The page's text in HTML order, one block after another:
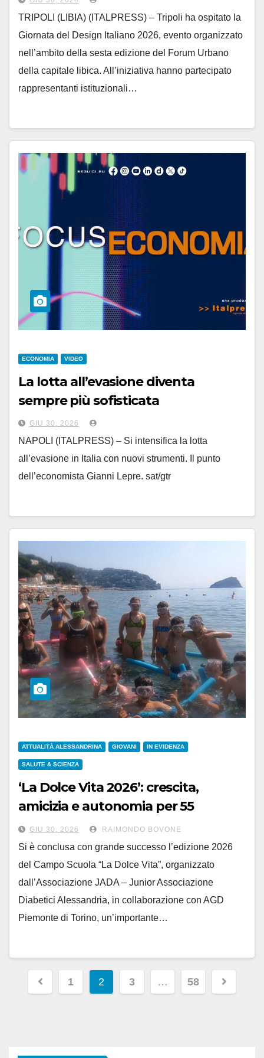
TRIPOLI (LIBIA) (ITALPRESS) – Tripoli ha ospitato la
Giornata del Design Italiano 2026, evento organizzato
nell’ambito della sesta edizione del Forum Urbano
della capitale libica. All’iniziativa hanno partecipato
rappresentanti istituzionali…
ECONOMIA VIDEO
La lotta all’evasione diventa
sempre più sofisticata
GIU 30, 2026
NAPOLI (ITALPRESS) – Si intensifica la lotta
all’evasione in Italia con nuovi strumenti. Il punto
dell’economista Gianni Lepre. sat/gtr
ATTUALITÀ ALESSANDRINA GIOVANI IN EVIDENZA
SALUTE & SCIENZA
‘La Dolce Vita 2026’: crescita,
amicizia e autonomia per 55
bambini diabetici al Campo Scuola
GIU 30, 2026 RAIMONDO BOVONE
Si è conclusa con grande successo l’edizione 2026
del Campo Scuola “La Dolce Vita”, organizzato
dall’Associazione JADA – Junior Associazione
Diabetici Alessandria, in collaborazione con AGD
Piemonte di Torino, un’importante…
Paginazione
1 2 3 … 58